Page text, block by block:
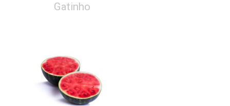
Gatinho